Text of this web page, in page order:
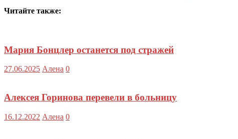
Читайте также:
Мария Бонцлер останется под стражей
27.06.2025 Алена 0
Алексея Горинова перевели в больницу
16.12.2022 Алена 0